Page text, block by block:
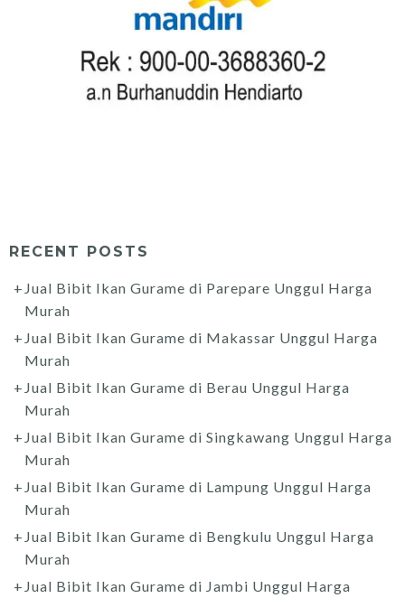
RECENT POSTS
Jual Bibit Ikan Gurame di Parepare Unggul Harga
Murah
Jual Bibit Ikan Gurame di Makassar Unggul Harga
Murah
Jual Bibit Ikan Gurame di Berau Unggul Harga
Murah
Jual Bibit Ikan Gurame di Singkawang Unggul Harga
Murah
Jual Bibit Ikan Gurame di Lampung Unggul Harga
Murah
Jual Bibit Ikan Gurame di Bengkulu Unggul Harga
Murah
Jual Bibit Ikan Gurame di Jambi Unggul Harga